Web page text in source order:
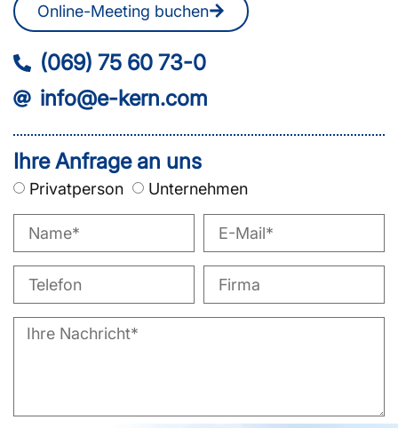
Online-Meeting buchen
(069) 75 60 73-0
info@e-kern.com
Ihre Anfrage an uns
Privatperson Unternehmen